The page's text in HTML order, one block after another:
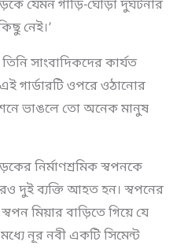
যেমন গাড়ি-ঘোড়া দুর্ঘটনার
নেই।’
সাংবাদিকদের কার্যত
গার্ডারটি ওপরে ওঠানোর
ভাঙলে তো অনেক মানুষ
নির্মাণশ্রমিক স্বপনকে
দুই ব্যক্তি আহত হন। স্বপনের
মিয়ার বাড়িতে গিয়ে যে
নূর নবী একটি সিমেন্ট